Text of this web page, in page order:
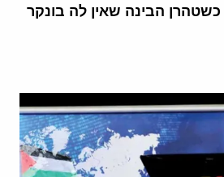
הבינה שאין לה בונקר